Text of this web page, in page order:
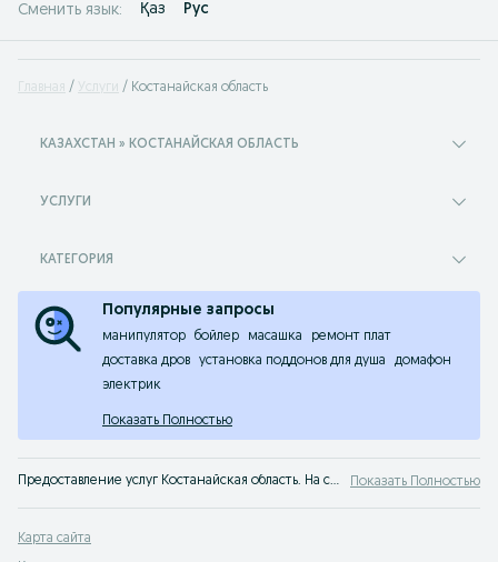
Сменить язык: Қаз Рус
Главная Услуги Костанайская область
КАЗАХСТАН » КОСТАНАЙСКАЯ ОБЛАСТЬ
УСЛУГИ
КАТЕГОРИЯ
Популярные запросы
манипулятор бойлер масашка
ремонт плат
доставка дров
установка поддонов для душа
домафон
электрик
Показать Полностью
Предоставление услуг Костанайская область. На сервисе объявлений OLX Костанайская область легко и быстро можно найти или оказать услугу. Найдите лучшие предложения услуг на OLX! Показать Полностью
Карта сайта